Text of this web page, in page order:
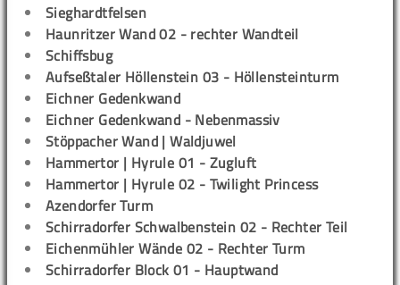
Sieghardtfelsen
Haunritzer Wand 02 - rechter Wandteil
Schiffsbug
Aufseßtaler Höllenstein 03 - Höllensteinturm
Eichner Gedenkwand
Eichner Gedenkwand - Nebenmassiv
Stöppacher Wand | Waldjuwel
Hammertor | Hyrule 01 - Zugluft
Hammertor | Hyrule 02 - Twilight Princess
Azendorfer Turm
Schirradorfer Schwalbenstein 02 - Rechter Teil
Eichenmühler Wände 02 - Rechter Turm
Schirradorfer Block 01 - Hauptwand